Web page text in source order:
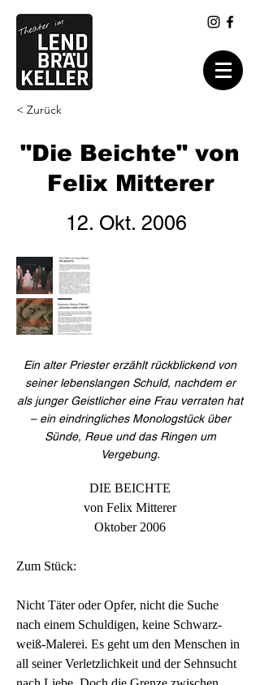
< Zurück
"Die Beichte" von
Felix Mitterer
12. Okt. 2006
Ein alter Priester erzählt rückblickend von
seiner lebenslangen Schuld, nachdem er
als junger Geistlicher eine Frau verraten hat
– ein eindringliches Monologstück über
Sünde, Reue und das Ringen um
Vergebung.
DIE BEICHTE
von Felix Mitterer
Oktober 2006
Zum Stück:
Nicht Täter oder Opfer, nicht die Suche
nach einem Schuldigen, keine Schwarz-
weiß-Malerei. Es geht um den Menschen in
all seiner Verletzlichkeit und der Sehnsucht